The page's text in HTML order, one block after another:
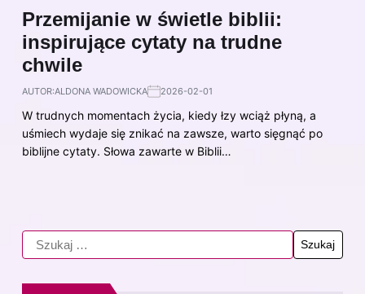
Przemijanie w świetle biblii:
inspirujące cytaty na trudne
chwile
AUTOR:ALDONA WADOWICKA 2026-02-01
W trudnych momentach życia, kiedy łzy wciąż płyną, a
uśmiech wydaje się znikać na zawsze, warto sięgnąć po
biblijne cytaty. Słowa zawarte w Biblii…